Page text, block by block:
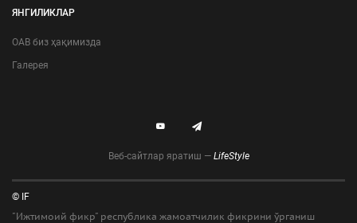
ЯНГИЛИКЛАР
ОАВ биз ҳақимизда
Галерея
Веб-сайтлар яратиш — LifeStyle
© IF
"Ижтимоий фикр" республика жамоатчилик фикрини ўрганиш